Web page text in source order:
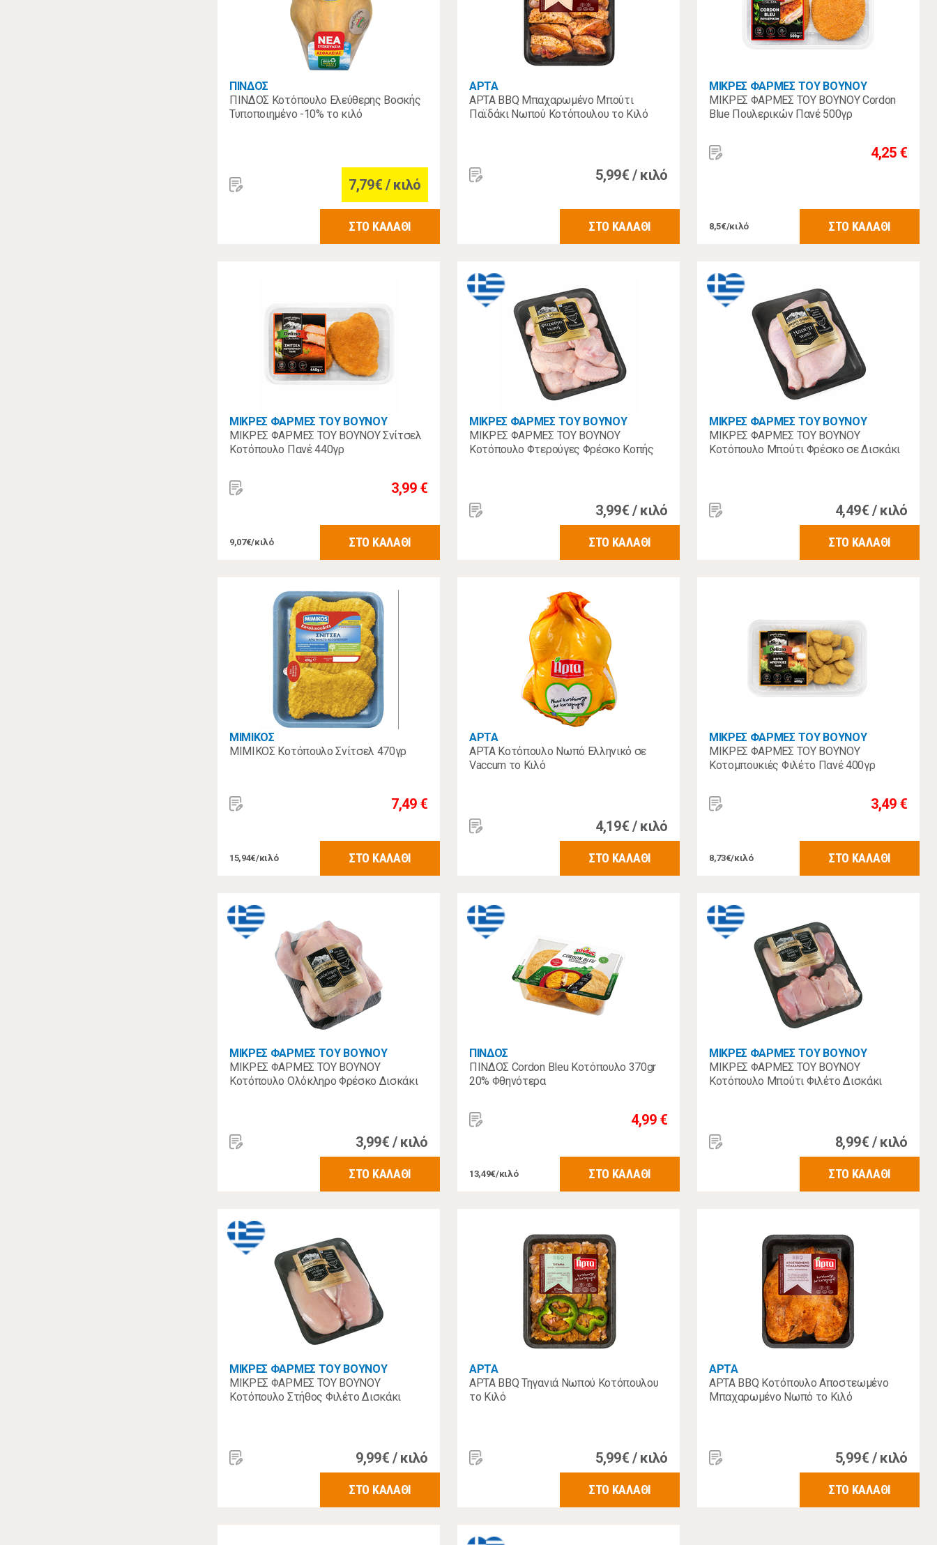
ΠΙΝΔΟΣ
ΠΙΝΔΟΣ Κοτόπουλο Ελεύθερης Βοσκής
Τυποποιημένο -10% το κιλό
7,79€ / κιλό
ΣΤΟ ΚΑΛΑΘΙ
ΑΡΤΑ
ΑΡΤΑ BBQ Μπαχαρωμένο Μπούτι
Παϊδάκι Νωπού Κοτόπουλου το Κιλό
5,99€ / κιλό
ΣΤΟ ΚΑΛΑΘΙ
ΜΙΚΡΕΣ ΦΑΡΜΕΣ ΤΟΥ ΒΟΥΝΟΥ
ΜΙΚΡΕΣ ΦΑΡΜΕΣ ΤΟΥ ΒΟΥΝΟΥ Cordon
Blue Πουλερικών Πανέ 500γρ
4,25 €
8,5€/κιλό ΣΤΟ ΚΑΛΑΘΙ
ΜΙΚΡΕΣ ΦΑΡΜΕΣ ΤΟΥ ΒΟΥΝΟΥ
ΜΙΚΡΕΣ ΦΑΡΜΕΣ ΤΟΥ ΒΟΥΝΟΥ Σνίτσελ
Κοτόπουλο Πανέ 440γρ
3,99 €
9,07€/κιλό ΣΤΟ ΚΑΛΑΘΙ
ΜΙΚΡΕΣ ΦΑΡΜΕΣ ΤΟΥ ΒΟΥΝΟΥ
ΜΙΚΡΕΣ ΦΑΡΜΕΣ ΤΟΥ ΒΟΥΝΟΥ
Κοτόπουλο Φτερούγες Φρέσκο Κοπής
3,99€ / κιλό
ΣΤΟ ΚΑΛΑΘΙ
ΜΙΚΡΕΣ ΦΑΡΜΕΣ ΤΟΥ ΒΟΥΝΟΥ
ΜΙΚΡΕΣ ΦΑΡΜΕΣ ΤΟΥ ΒΟΥΝΟΥ
Κοτόπουλο Μπούτι Φρέσκο σε Δισκάκι
4,49€ / κιλό
ΣΤΟ ΚΑΛΑΘΙ
ΜΙΜΙΚΟΣ
ΜΙΜΙΚΟΣ Κοτόπουλο Σνίτσελ 470γρ
7,49 €
15,94€/κιλό ΣΤΟ ΚΑΛΑΘΙ
ΑΡΤΑ
ΑΡΤΑ Κοτόπουλο Νωπό Ελληνικό σε
Vaccum το Κιλό
4,19€ / κιλό
ΣΤΟ ΚΑΛΑΘΙ
ΜΙΚΡΕΣ ΦΑΡΜΕΣ ΤΟΥ ΒΟΥΝΟΥ
ΜΙΚΡΕΣ ΦΑΡΜΕΣ ΤΟΥ ΒΟΥΝΟΥ
Κοτομπουκιές Φιλέτο Πανέ 400γρ
3,49 €
8,73€/κιλό ΣΤΟ ΚΑΛΑΘΙ
ΜΙΚΡΕΣ ΦΑΡΜΕΣ ΤΟΥ ΒΟΥΝΟΥ
ΜΙΚΡΕΣ ΦΑΡΜΕΣ ΤΟΥ ΒΟΥΝΟΥ
Κοτόπουλο Ολόκληρο Φρέσκο Δισκάκι
3,99€ / κιλό
ΣΤΟ ΚΑΛΑΘΙ
ΠΙΝΔΟΣ
ΠΙΝΔΟΣ Cordon Bleu Κοτόπουλο 370gr
20% Φθηνότερα
4,99 €
13,49€/κιλό ΣΤΟ ΚΑΛΑΘΙ
ΜΙΚΡΕΣ ΦΑΡΜΕΣ ΤΟΥ ΒΟΥΝΟΥ
ΜΙΚΡΕΣ ΦΑΡΜΕΣ ΤΟΥ ΒΟΥΝΟΥ
Κοτόπουλο Μπούτι Φιλέτο Δισκάκι
8,99€ / κιλό
ΣΤΟ ΚΑΛΑΘΙ
ΜΙΚΡΕΣ ΦΑΡΜΕΣ ΤΟΥ ΒΟΥΝΟΥ
ΜΙΚΡΕΣ ΦΑΡΜΕΣ ΤΟΥ ΒΟΥΝΟΥ
Κοτόπουλο Στήθος Φιλέτο Δισκάκι
9,99€ / κιλό
ΣΤΟ ΚΑΛΑΘΙ
ΑΡΤΑ
ΑΡΤΑ BBQ Τηγανιά Νωπού Κοτόπουλου
το Κιλό
5,99€ / κιλό
ΣΤΟ ΚΑΛΑΘΙ
ΑΡΤΑ
ΑΡΤΑ BBQ Κοτόπουλο Αποστεωμένο
Μπαχαρωμένο Νωπό το Κιλό
5,99€ / κιλό
ΣΤΟ ΚΑΛΑΘΙ